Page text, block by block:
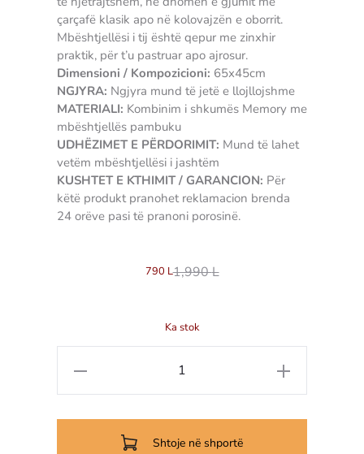
çarçafë klasik apo në kolovajzën e oborrit.
Mbështjellësi i tij është qepur me zinxhir
praktik, për t’u pastruar apo ajrosur.
Dimensioni / Kompozicioni: 65x45cm
NGJYRA: Ngjyra mund të jetë e llojllojshme
MATERIALI: Kombinim i shkumës Memory me
mbështjellës pambuku
UDHËZIMET E PËRDORIMIT: Mund të lahet
vetëm mbështjellësi i jashtëm
KUSHTET E KTHIMIT / GARANCION: Për
këtë produkt pranohet reklamacion brenda
24 orëve pasi të pranoni porosinë.
1,990L
790 L
Ka stok
Shtoje në shportë